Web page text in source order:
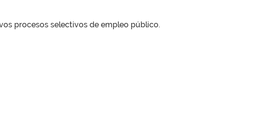
procesos selectivos de empleo público.